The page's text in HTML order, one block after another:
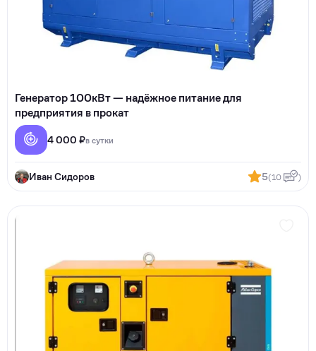
Генератор 100кВт — надёжное питание для
предприятия в прокат
4 000 ₽в сутки
Иван Сидоров 5(10 )